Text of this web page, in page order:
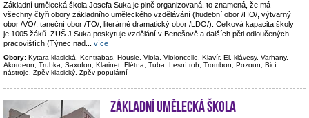
Základní umělecká škola Josefa Suka je plně organizovaná, to znamená, že má
všechny čtyři obory základního uměleckého vzdělávání (hudební obor /HO/, výtvarný
obor /VO/, taneční obor /TO/, literárně dramatický obor /LDO/). Celková kapacita školy
je 1005 žáků. ZUŠ J.Suka poskytuje vzdělání v Benešově a dalších pěti odloučených
pracovištích (Týnec nad
více
Obory: Kytara klasická, Kontrabas, Housle, Viola, Violoncello, Klavír, El. klávesy, Varhany,
Akordeon, Trubka, Saxofon, Klarinet, Flétna, Tuba, Lesní roh, Trombon, Pozoun, Bicí
nástroje, Zpěv klasický, Zpěv populární
Základní umělecká škola